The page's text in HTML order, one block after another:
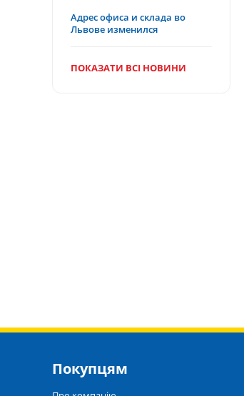
Адрес офиса и склада во
Львове изменился
ПОКАЗАТИ ВСІ НОВИНИ
Покупцям